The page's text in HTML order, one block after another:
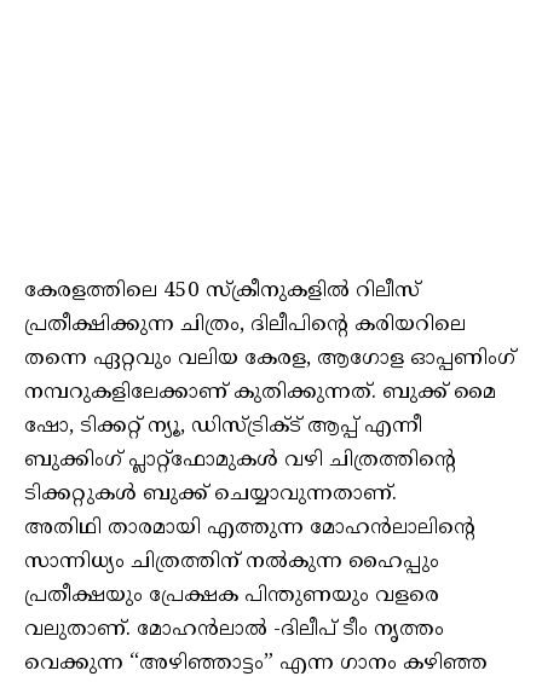
കേരളത്തിലെ 450 സ്ക്രീനുകളിൽ റിലീസ്
പ്രതീക്ഷിക്കുന്ന ചിത്രം, ദിലീപിൻ്റെ കരിയറിലെ
തന്നെ ഏറ്റവും വലിയ കേരള, ആഗോള ഓപ്പണിംഗ്
നമ്പറുകളിലേക്കാണ് കുതിക്കുന്നത്. ബുക്ക് മൈ
ഷോ, ടിക്കറ്റ് ന്യൂ, ഡിസ്ട്രിക്ട് ആപ്പ് എന്നീ
ബുക്കിംഗ് പ്ലാറ്റ്ഫോമുകൾ വഴി ചിത്രത്തിൻ്റെ
ടിക്കറ്റുകൾ ബുക്ക് ചെയ്യാവുന്നതാണ്.
അതിഥി താരമായി എത്തുന്ന മോഹൻലാലിൻ്റെ
സാന്നിധ്യം ചിത്രത്തിന് നൽകുന്ന ഹൈപ്പും
പ്രതീക്ഷയും പ്രേക്ഷക പിന്തുണയും വളരെ
വലുതാണ്. മോഹൻലാൽ -ദിലീപ് ടീം നൃത്തം
വെക്കുന്ന “അഴിഞ്ഞാട്ടം” എന്ന ഗാനം കഴിഞ്ഞ